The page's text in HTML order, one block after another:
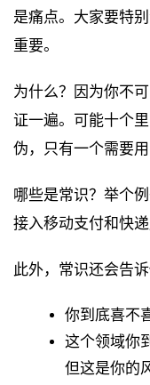
是痛点。大家要特
重要。
为什么？因为你不
证一遍。可能十个
伪，只有一个需要用
哪些是常识？举个
接入移动支付和快
此外，常识还会告
你到底喜不
这个领域你
但这是你的